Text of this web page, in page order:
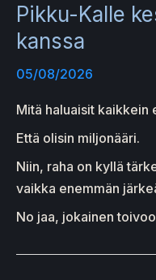
Pikku-Kalle
kanssa
05/08/2026
Mitä haluaisit kaikkein
Että olisin miljonääri.
Niin, raha on kyllä
vaikka enemmän
No jaa, jokainen